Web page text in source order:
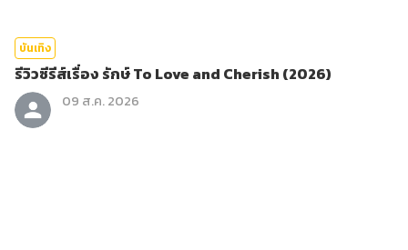
บันเทิง
รีวิวซีรีส์เรื่อง รักษ์ To Love and Cherish (2026)
09 ส.ค. 2026